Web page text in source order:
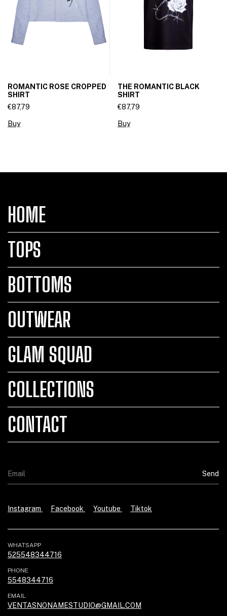
ROMANTIC ROSE CROPPED
SHIRT
€87,79
Buy
THE ROMANTIC BLACK
SHIRT
€87,79
Buy
HOME
TOPS
BOTTOMS
OUTWEAR
GLAM SQUAD
COLLECTIONS
CONTACT
Instagram Facebook Youtube Tiktok
WHATSAPP
525548344716
PHONE
5548344716
EMAIL
VENTASNONAMESTUDIO@GMAIL.COM